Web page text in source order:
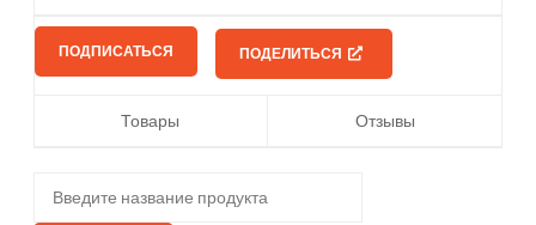
ПОДЕЛИТЬСЯ
ПОДПИСАТЬСЯ
Товары Отзывы